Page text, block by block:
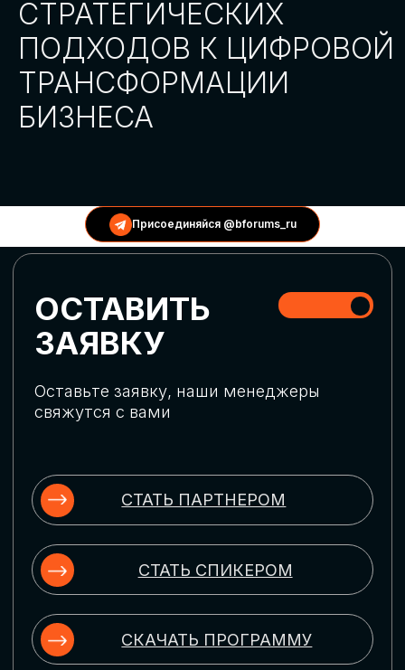
Присоединяйся @bforums_ru
АККРЕДИТАЦИЯ
СМИ
ГЛОБАЛЬНАЯ
ЦИФРОВИЗАЦИЯ
актуальных трендов глобальной цифровой
трансформации. Узнаем о новых подходах
массовом использовании ИИ-
инструментов, обеспечении
ИСКУССТВЕННЫЙ
Узнаем как компании адаптируются к
новой ИИ-реальности. Как ИИ-
сотрудники становятся
«полноправными» членами команды, как
ИИ-помощники забирают на себя рутину
и как можно значительно увеличить
производительность без огромных
затрат на нейросети
ЦИФРОВИЗАЦИЯ
УПРАВЛЕНИЯ ПЕРСОНАЛОМ
Рассмотрим управление человеческим